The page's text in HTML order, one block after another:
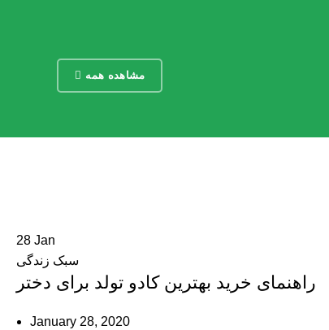
مشاهده همه
28 Jan
سبک زندگی
راهنمای خرید بهترین کادو تولد برای دختر
January 28, 2020